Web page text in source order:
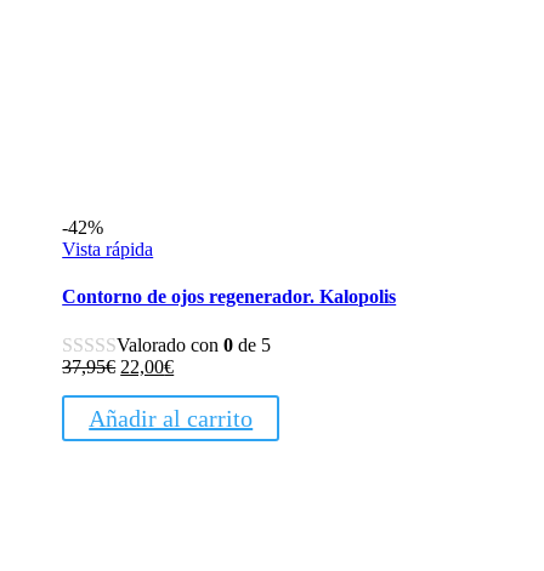
-42%
Vista rápida
Contorno de ojos regenerador. Kalopolis
Valorado con0 de 5
37,95€ El
original
era:
22,00€El
actual
es:
Añadir al carrito